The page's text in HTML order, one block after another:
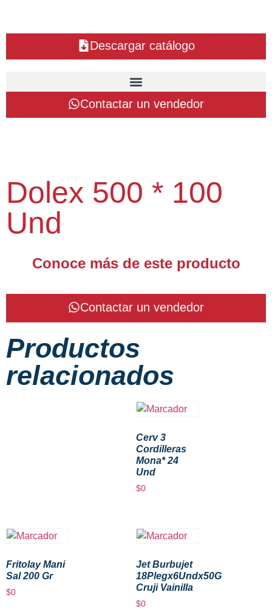
Descargar catálogo
Contactar un vendedor
Dolex 500 * 100
Und
Conoce más de este producto
Contactar un vendedor
Productos
relacionados
Cerv 3
Cordilleras
Mona* 24
Und
$0
Fritolay Mani
Sal 200 Gr
$0
Jet Burbujet
18Plegx6Undx50G
Cruji Vainilla
$0